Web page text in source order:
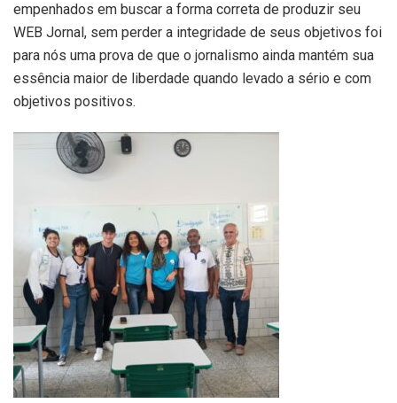
empenhados em buscar a forma correta de produzir seu
WEB Jornal, sem perder a integridade de seus objetivos foi
para nós uma prova de que o jornalismo ainda mantém sua
essência maior de liberdade quando levado a sério e com
objetivos positivos.